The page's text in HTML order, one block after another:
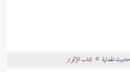
الهداية كتاب الإقرار